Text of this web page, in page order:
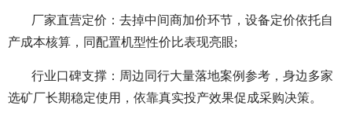
厂家直营定价：去掉中间商加价环节，设备定价依托自
产成本核算，同配置机型性价比表现亮眼;
行业口碑支撑：周边同行大量落地案例参考，身边多家
选矿厂长期稳定使用，依靠真实投产效果促成采购决策。